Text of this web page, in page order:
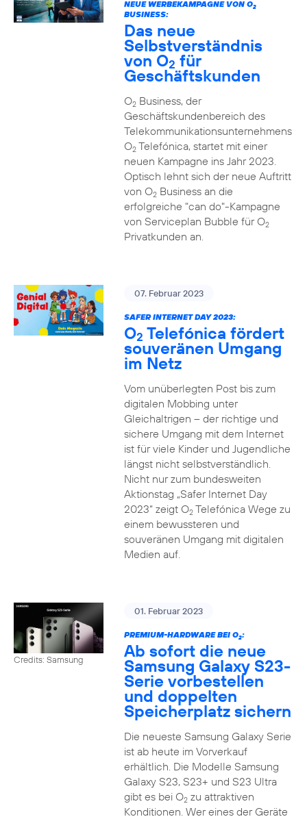
NEUE WERBEKAMPAGNE VON O2
BUSINESS:
Das neue
Selbstverständnis
von O2 für
Geschäftskunden
O2Business, der
Geschäftskundenbereich des
Telekommunikationsunternehmens
O2Telefónica, startet mit einer
neuen Kampagne ins Jahr 2023.
Optisch lehnt sich der neue Auftritt
von O2Business an die
erfolgreiche "can do"-Kampagne
von Serviceplan Bubble für O2
Privatkunden an.
07. Februar 2023
SAFER INTERNET DAY 2023:
O2 Telefónica fördert
souveränen Umgang
im Netz
Vom unüberlegten Post bis zum
digitalen Mobbing unter
Gleichaltrigen – der richtige und
sichere Umgang mit dem Internet
ist für viele Kinder und Jugendliche
längst nicht selbstverständlich.
Nicht nur zum bundesweiten
Aktionstag „Safer Internet Day
2023“ zeigt O2Telefónica Wege zu
einem bewussteren und
souveränen Umgang mit digitalen
Medien auf.
Credits: Samsung
01. Februar 2023
PREMIUM-HARDWARE BEI O2:
Ab sofort die neue
Samsung Galaxy S23-
Serie vorbestellen
und doppelten
Speicherplatz sichern
Die neueste Samsung Galaxy Serie
ist ab heute im Vorverkauf
erhältlich. Die Modelle Samsung
Galaxy S23, S23+ und S23 Ultra
gibt es bei O2zu attraktiven
Konditionen. Wer eines der Geräte